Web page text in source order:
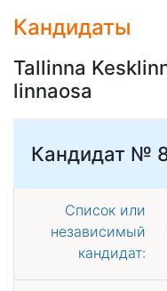
Кандидаты
Tallinna
linnaosa
Кандидат №
Список или
независимый
кандидат: